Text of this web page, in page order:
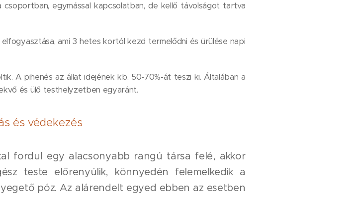
egymással kapcsolatban, de kellő távolságot tartva
ami 3 hetes kortól kezd termelődni és ürülése napi
A pihenés az állat idejének kb. 50-70%-át teszi ki. Általában a
és ülő testhelyzetben egyaránt.
és védekezés
fordul egy alacsonyabb rangú társa felé, akkor
teste előrenyúlik, könnyedén felemelkedik a
póz. Az alárendelt egyed ebben az esetben